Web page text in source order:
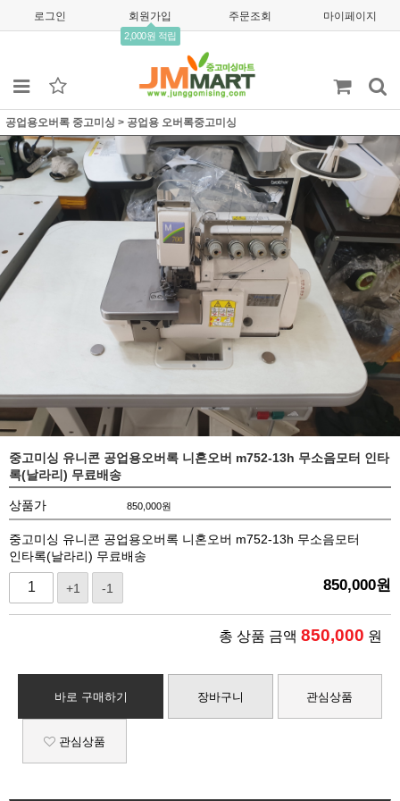
로그인 회원가입
2,000원 적립
주문조회 마이페이지
공업용오버록 중고미싱 > 공업용 오버록중고미싱
중고미싱 유니콘 공업용오버록 니혼오버 m752-13h 무소음모터 인타
록(날라리) 무료배송
상품가 850,000원
중고미싱 유니콘 공업용오버록 니혼오버 m752-13h 무소음모터
인타록(날라리) 무료배송
+1 -1 850,000원
총 상품 금액 850,000 원
바로 구매하기 장바구니 관심상품
관심상품